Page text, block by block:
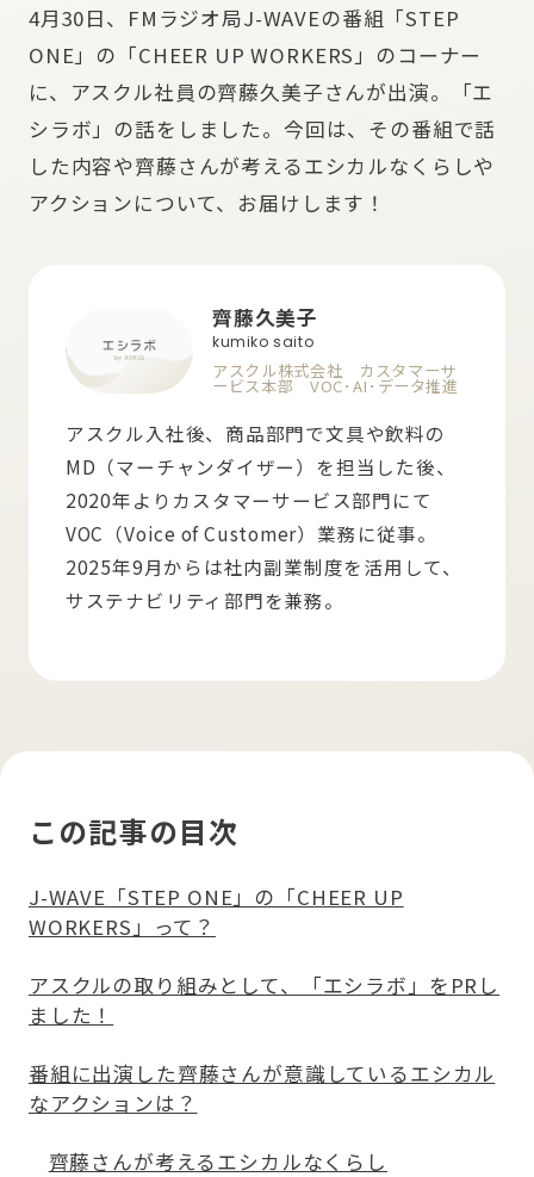
4月30日、FMラジオ局J-WAVEの番組「STEP
ONE」の「CHEER UP WORKERS」のコーナー
に、アスクル社員の齊藤久美子さんが出演。「エ
シラボ」の話をしました。今回は、その番組で話
した内容や齊藤さんが考えるエシカルなくらしや
アクションについて、お届けします！
齊藤久美子
kumiko saito
アスクル株式会社 カスタマーサ
ービス本部 VOC･AI･データ推進
アスクル入社後、商品部門で文具や飲料の
MD（マーチャンダイザー）を担当した後、
2020年よりカスタマーサービス部門にて
VOC（Voice of Customer）業務に従事。
2025年9月からは社内副業制度を活用して、
サステナビリティ部門を兼務。
この記事の目次
J-WAVE「STEP ONE」の「CHEER UP
WORKERS」って？
アスクルの取り組みとして、「エシラボ」をPRし
ました！
番組に出演した齊藤さんが意識しているエシカル
なアクションは？
齊藤さんが考えるエシカルなくらし